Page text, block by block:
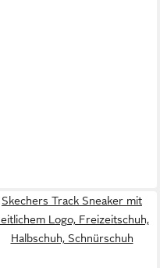
Skechers Track Sneaker mit
Logo, Freizeitschuh,
Halbschuh, Schnürschuh